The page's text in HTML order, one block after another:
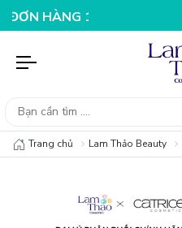
199KNHẬP MÃ
Trang chủ Lam Thảo Beauty